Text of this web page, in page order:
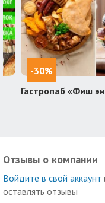
-30%
Гастропаб «Фиш
Отзывы о компании
Войдите в свой аккаунт
оставлять отзывы